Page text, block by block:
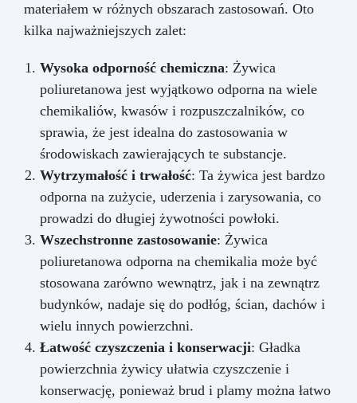
materiałem w różnych obszarach zastosowań. Oto
kilka najważniejszych zalet:
Wysoka odporność chemiczna: Żywica
poliuretanowa jest wyjątkowo odporna na wiele
chemikaliów, kwasów i rozpuszczalników, co
sprawia, że jest idealna do zastosowania w
środowiskach zawierających te substancje.
Wytrzymałość i trwałość: Ta żywica jest bardzo
odporna na zużycie, uderzenia i zarysowania, co
prowadzi do długiej żywotności powłoki.
Wszechstronne zastosowanie: Żywica
poliuretanowa odporna na chemikalia może być
stosowana zarówno wewnątrz, jak i na zewnątrz
budynków, nadaje się do podłóg, ścian, dachów i
wielu innych powierzchni.
Łatwość czyszczenia i konserwacji: Gładka
powierzchnia żywicy ułatwia czyszczenie i
konserwację, ponieważ brud i plamy można łatwo